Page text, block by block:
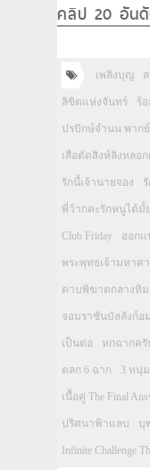
คลิป 20 อัน
เพลิงบุญ
ลิขิตแห่งจันทร์ ร้
ปรปักษ์จำนน พาก
เสือตัดสิงห์ลิงหลอก
รักนี้เจ้านายจอง
พี่ว้ากคะรักหนูได้มั้ย
Club Friday ออก
พระพุทธเจ้ามหาศ
ดาบพิฆาตกลางหิม
จอมราชันบัลลังก์อ
เป็นต่อ หกฉากครั
ตลก 6 ฉาก 3 หนุ่ม
เนื้อคู่ The Final
ปริศนาฟ้าแลบ บุ
Infinite Challenge